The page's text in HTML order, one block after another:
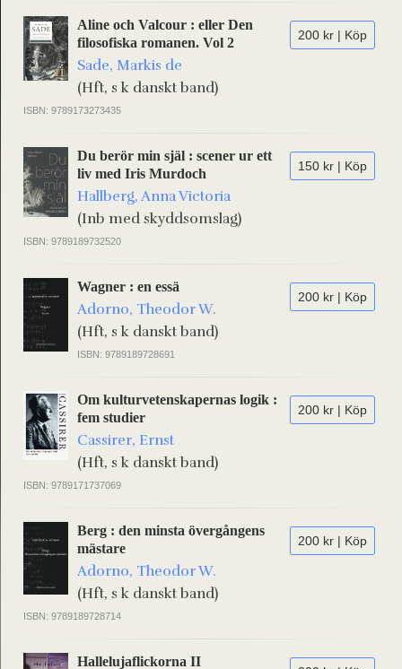
200 kr | Köp
Aline och Valcour : eller Den
filosofiska romanen. Vol 2
Sade, Markis de
(Hft, s k danskt band)
ISBN: 9789173273435
150 kr | Köp
Du berör min själ : scener ur ett
liv med Iris Murdoch
Hallberg, Anna Victoria
(Inb med skyddsomslag)
ISBN: 9789189732520
200 kr | Köp
Wagner : en essä
Adorno, Theodor W.
(Hft, s k danskt band)
ISBN: 9789189728691
200 kr | Köp
Om kulturvetenskapernas logik :
fem studier
Cassirer, Ernst
(Hft, s k danskt band)
ISBN: 9789171737069
200 kr | Köp
Berg : den minsta övergångens
mästare
Adorno, Theodor W.
(Hft, s k danskt band)
ISBN: 9789189728714
Hallelujaflickorna II